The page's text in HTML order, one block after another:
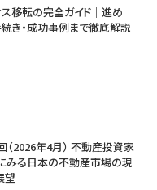
ス移転の完全ガイド｜進め
続き・成功事例まで徹底解説
（2026年4月） 不動産投資家
みる日本の不動産市場の現
望